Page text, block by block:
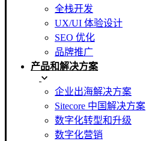
全栈开发
UX/UI 体验设计
SEO 优化
品牌推广
产品和解决方案
企业出海解决方案
Sitecore 中国解决方案
数字化转型和升级
数字化营销